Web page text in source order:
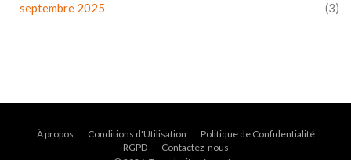
septembre 2025 (3)
À propos Conditions d'Utilisation
Politique de Confidentialité
RGPD
Contactez-nous